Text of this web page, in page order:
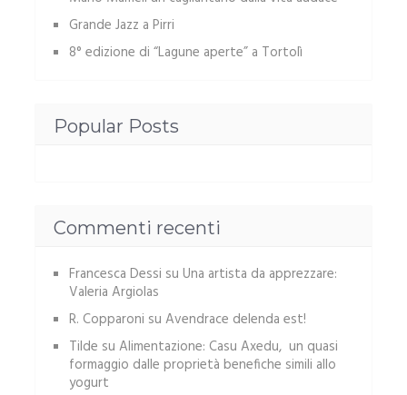
Grande Jazz a Pirri
8° edizione di “Lagune aperte” a Tortolì
Popular Posts
Commenti recenti
Francesca Dessi su Una artista da apprezzare:
Valeria Argiolas
R. Copparoni su Avendrace delenda est!
Tilde su Alimentazione: Casu Axedu, un quasi
formaggio dalle proprietà benefiche simili allo
yogurt